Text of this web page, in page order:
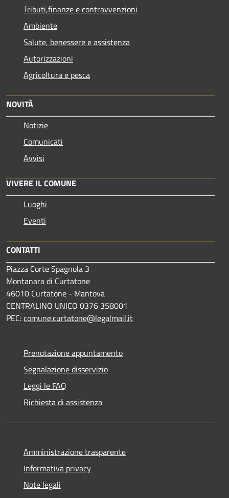
Tributi,finanze e contravvenzioni
Ambiente
Salute, benessere e assistenza
Autorizzazioni
Agricoltura e pesca
NOVITÀ
Notizie
Comunicati
Avvisi
VIVERE IL COMUNE
Luoghi
Eventi
CONTATTI
Piazza Corte Spagnola 3
Montanara di Curtatone
46010 Curtatone - Mantova
CENTRALINO UNICO 0376 358001
PEC:comune.curtatone@legalmail.it
Prenotazione appuntamento
Segnalazione disservizio
Leggi le FAQ
Richiesta di assistenza
Amministrazione trasparente
Informativa privacy
Note legali